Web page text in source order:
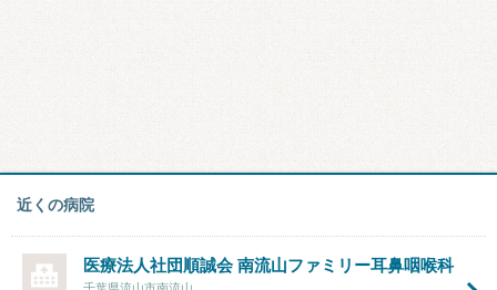
近くの病院
医療法人社団順誠会南流山ファミリー耳鼻咽喉科